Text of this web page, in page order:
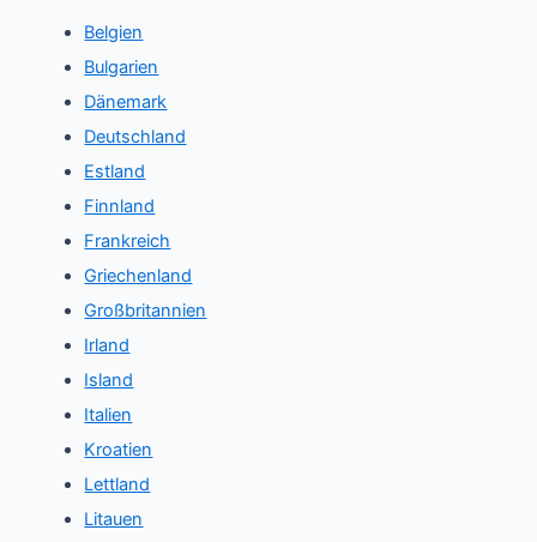
Belgien
Bulgarien
Dänemark
Deutschland
Estland
Finnland
Frankreich
Griechenland
Großbritannien
Irland
Island
Italien
Kroatien
Lettland
Litauen